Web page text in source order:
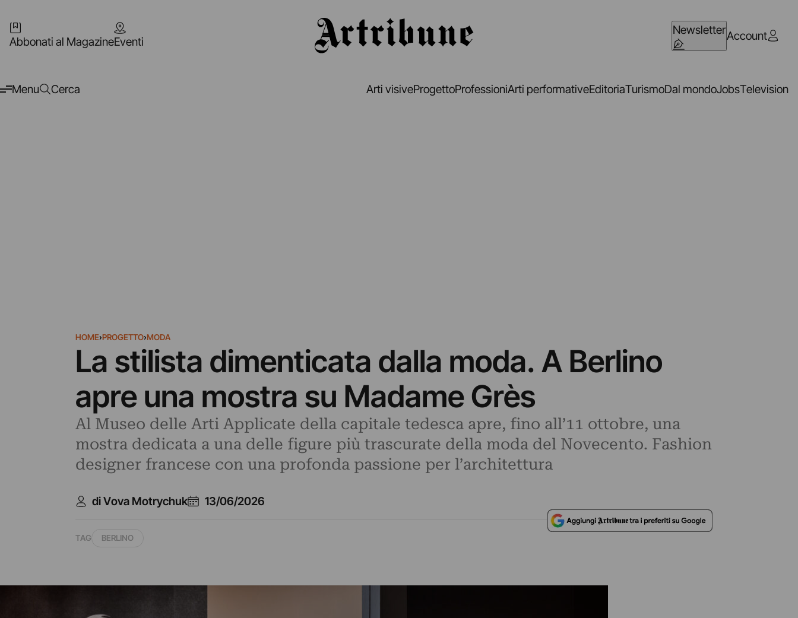
Abbonati al MagazineEventi
NewsletterAccount
Menu Cerca Arti visiveProgettoProfessioniArti performativeEditoriaTurismoDal mondoJobsTelevision
HOME›PROGETTO›MODA
La stilista dimenticata dalla moda. A Berlino
apre una mostra su Madame Grès
Al Museo delle Arti Applicate della capitale tedesca apre, fino all’11 ottobre, una
mostra dedicata a una delle figure più trascurate della moda del Novecento. Fashion
designer francese con una profonda passione per l’architettura
di Vova Motrychuk 13/06/2026
TAG BERLINO